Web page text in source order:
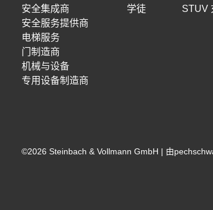
安全集成商
安全服务提供商
电梯服务
门制造商
机械与设备
专用设备制造商
学徒
STUV
©2026 Steinbach & Vollmann GmbH | 由